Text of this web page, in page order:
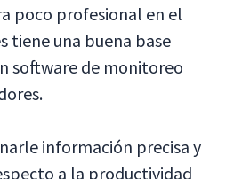
poco profesional en el
tiene una buena base
software de monitoreo
información precisa y
a la productividad